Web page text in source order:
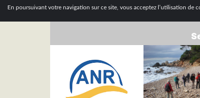
En poursuivant votre navigation sur ce site, vous acceptez l’utilisation de